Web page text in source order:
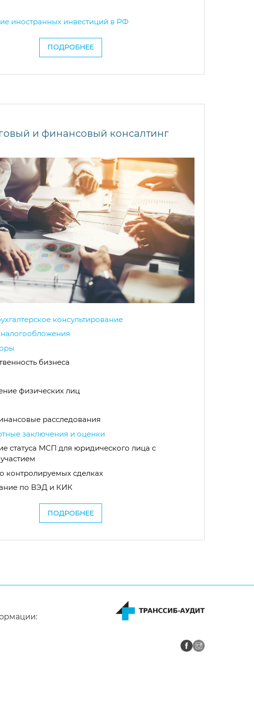
иностранных инвестиций в РФ
ПОДРОБНЕЕ
и финансовый консалтинг
консультирование
бизнеса
физических лиц
расследования
заключения и оценки
статуса МСП для юридического лица с
контролируемых сделках
по ВЭД и КИК
ПОДРОБНЕЕ